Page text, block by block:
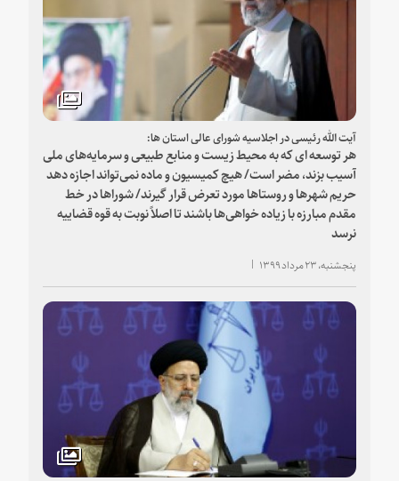
آیت الله رئیسی در اجلاسیه شورای عالی استان ها:
هر توسعه ای که به محیط زیست و منابع طبیعی و سرمایه‌های ملی
آسیب بزند، مضر است/ هیچ کمیسیون و ماده نمی‌تواند اجازه دهد
حریم شهرها و روستاها مورد تعرض قرار گیرند/ شوراها در خط
مقدم مبارزه با زیاده خواهی‌ها باشند تا اصلاً نوبت به قوه قضاییه
نرسد
پنجشنبه، ۲۳ مرداد ۱۳۹۹